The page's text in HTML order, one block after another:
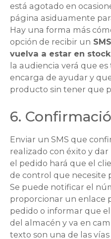
está agotado en
página asiduamente
Hay una forma más
opción de recibir un
vuelva a estar en stock
la audiencia verá que
encarga de ayudar y
producto sin tener que
6.
Enviar un SMS que
realizado con éxito y
el pedido hará que el
de control que necesite
Se puede notificar el
proporcionar un enlace
pedido o informar que
del almacén y va en
texto son una de las